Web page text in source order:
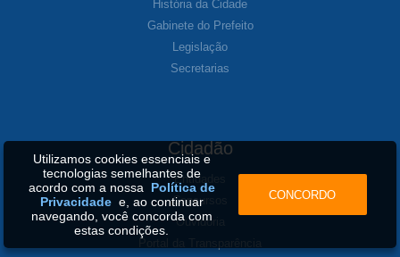
História da Cidade
Gabinete do Prefeito
Legislação
Secretarias
Cidadão
Entidades
Concursos
Ouvidoria
Portal da Transparência
Utilizamos cookies essenciais e
tecnologias semelhantes de
acordo com a nossa Política de
Privacidadee, ao continuar
navegando, você concorda com
estas condições.
CONCORDO